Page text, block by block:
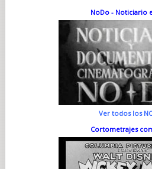
NoDo - Noticiario
Ver todos los
Cortometrajes